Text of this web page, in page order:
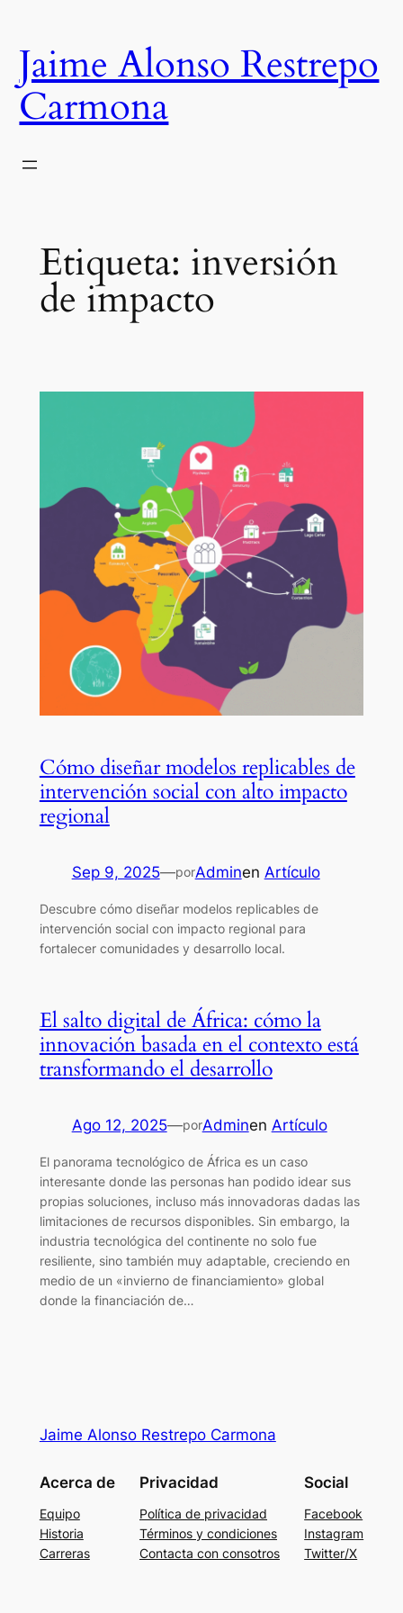
contenido
Jaime Alonso Restrepo
Carmona
Etiqueta: inversión
de impacto
Cómo diseñar modelos replicables de
intervención social con alto impacto
regional
Sep 9, 2025—porAdminen Artículo
Descubre cómo diseñar modelos replicables de
intervención social con impacto regional para
fortalecer comunidades y desarrollo local.
El salto digital de África: cómo la
innovación basada en el contexto está
transformando el desarrollo
Ago 12, 2025—porAdminen Artículo
El panorama tecnológico de África es un caso
interesante donde las personas han podido idear sus
propias soluciones, incluso más innovadoras dadas las
limitaciones de recursos disponibles. Sin embargo, la
industria tecnológica del continente no solo fue
resiliente, sino también muy adaptable, creciendo en
medio de un «invierno de financiamiento» global
donde la financiación de…
Jaime Alonso Restrepo Carmona
Acerca de
Equipo
Historia
Carreras
Privacidad
Política de privacidad
Términos y condiciones
Contacta con consotros
Social
Facebook
Instagram
Twitter/X